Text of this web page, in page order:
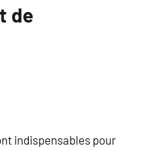
de
indispensables pour